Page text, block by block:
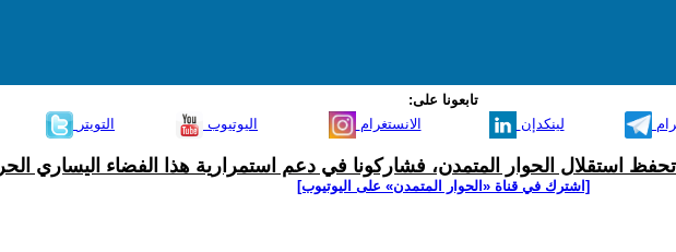
تابعونا على:
التويتر اليوتيوب الانستغرام لينكدإن
تحفظ استقلال الحوار المتمدن، فشاركونا في دعم استمرارية هذا الفضاء اليساري الحر
[اشترك في قناة ‫«الحوار المتمدن» على اليوتيوب]